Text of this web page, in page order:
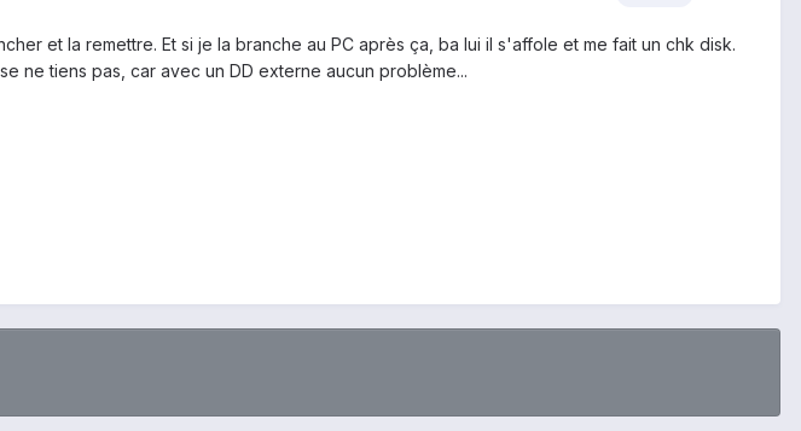
et la remettre. Et si je la branche au PC après ça, ba lui il s'affole et me fait un chk disk.
ne tiens pas, car avec un DD externe aucun problème...